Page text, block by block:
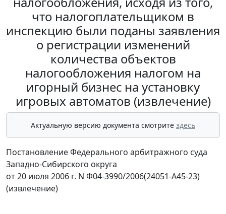
что налогоплательщиком в
инспекцию были поданы заявления
о регистрации изменений
количества объектов
налогообложения налогом на
игорный бизнес на установку
игровых автоматов (извлечение)
Актуальную версию документа смотрите здесь
Постановление Федерального арбитражного суда
Западно-Сибирского округа
от 20 июля 2006 г. N Ф04-3990/2006(24051-А45-23)
(извлечение)